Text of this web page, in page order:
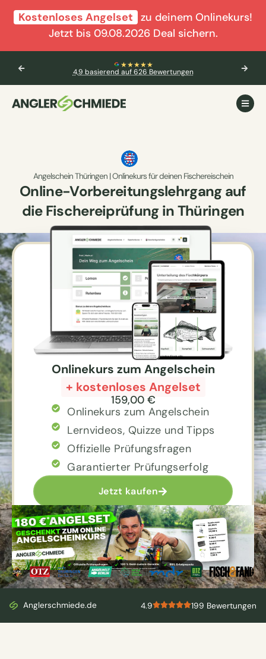
Kostenloses Angelset zu deinem Onlinekurs!
Jetzt bis 09.08.2026 Deal sichern.
★★★★★
4,9 basierend auf 626 Bewertungen
Angelschein Thüringen | Onlinekurs für deinen Fischereischein
Online-Vorbereitungslehrgang auf
die Fischereiprüfung in Thüringen
Onlinekurs zum Angelschein
+ kostenloses Angelset
159,00 €
Onlinekurs zum Angelschein
Lernvideos, Quizze und Tipps
Offizielle Prüfungsfragen
Garantierter Prüfungserfolg
Jetzt kaufen
Bekannt aus
Anglerschmiede.de 4.9 199 Bewertungen